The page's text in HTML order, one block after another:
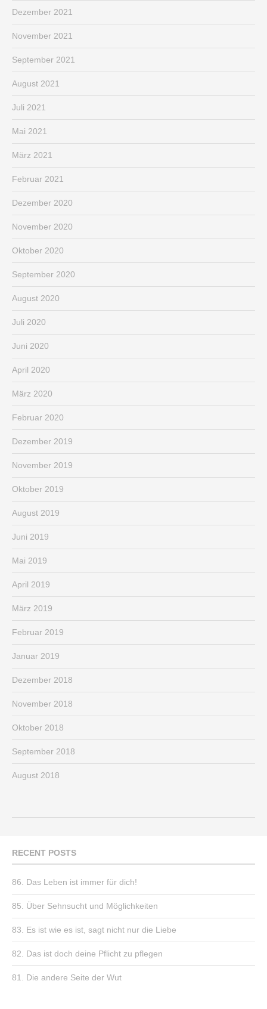
Dezember 2021
November 2021
September 2021
August 2021
Juli 2021
Mai 2021
März 2021
Februar 2021
Dezember 2020
November 2020
Oktober 2020
September 2020
August 2020
Juli 2020
Juni 2020
April 2020
März 2020
Februar 2020
Dezember 2019
November 2019
Oktober 2019
August 2019
Juni 2019
Mai 2019
April 2019
März 2019
Februar 2019
Januar 2019
Dezember 2018
November 2018
Oktober 2018
September 2018
August 2018
RECENT POSTS
86. Das Leben ist immer für dich!
85. Über Sehnsucht und Möglichkeiten
83. Es ist wie es ist, sagt nicht nur die Liebe
82. Das ist doch deine Pflicht zu pflegen
81. Die andere Seite der Wut